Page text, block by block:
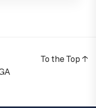
To the Top ↑